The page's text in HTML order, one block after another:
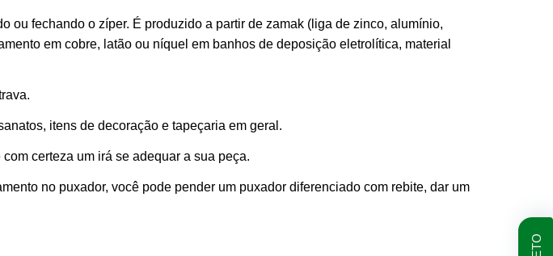
ou fechando o zíper. É produzido a partir de zamak (liga de zinco, alumínio,
em cobre, latão ou níquel em banhos de deposição eletrolítica, material
itens de decoração e tapeçaria em geral.
certeza um irá se adequar a sua peça.
no puxador, você pode pender um puxador diferenciado com rebite, dar um